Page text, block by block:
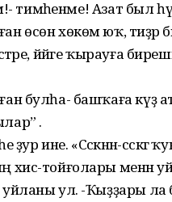
тимәһенме! Азат был
өсөн хөкөм юҡ, тиҙәр
йәйге ҡырауға
булһа- башҡаға күҙ
.
ине. «Сәскәнән-сәскәгә
тойғолары менән
ул. -Ҡыҙҙары ла